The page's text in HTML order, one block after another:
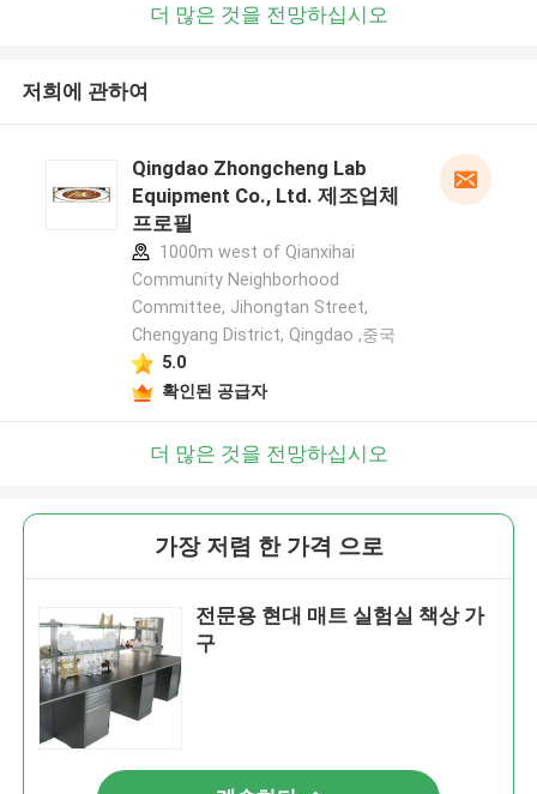
더 많은 것을 전망하십시오
저희에 관하여
Qingdao Zhongcheng Lab
Equipment Co., Ltd. 제조업체
프로필
1000m west of Qianxihai
Community Neighborhood
Committee, Jihongtan Street,
Chengyang District, Qingdao ,중국
5.0
확인된 공급자
더 많은 것을 전망하십시오
가장 저렴 한 가격 으로
전문용 현대 매트 실험실 책상 가
구